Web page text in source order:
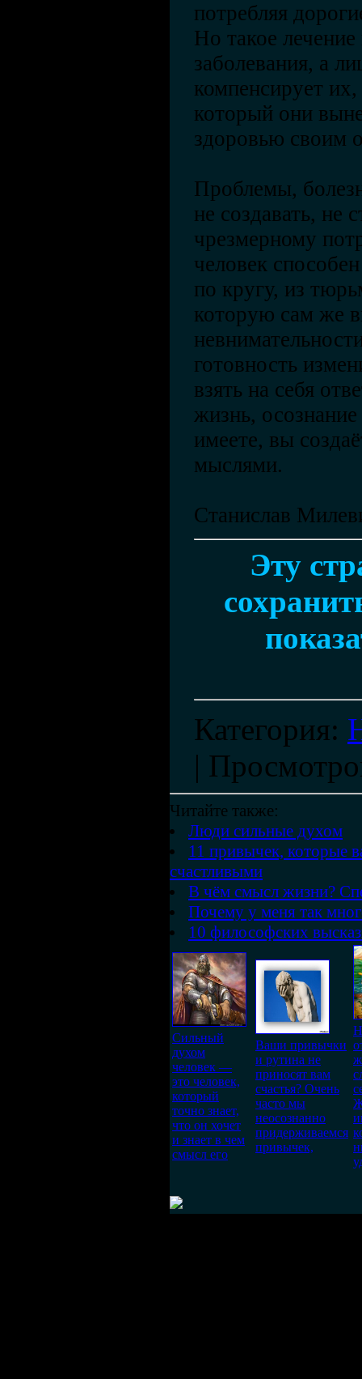
потребляя
Но такое
заболевания, а
компенсирует их,
который они
здоровью своим
Проблемы,
не создавать, не
чрезмерному
человек
по кругу, из
которую сам же
готовность
взять на себя
жизнь,
имеете, вы
мыслями.
Станислав
Эту
Категория:
|
Читайте также:
Люди сильные духом
11 привычек, которые
счастливыми
В чём смысл жизни?
Почему у меня так
10 философских
Сильный
духом
человек —
это человек,
который
точно знает,
что он хочет
и знает в чем
смысл его
Ваши привычки
и рутина не
приносят вам
счастья? Очень
часто мы
неосознанно
придерживаемся
привычек,